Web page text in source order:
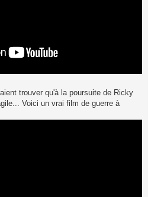
trouver qu'à la poursuite de Ricky
Voici un vrai film de guerre à